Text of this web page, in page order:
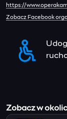
https://
Zobacz Facebook
Zobacz w